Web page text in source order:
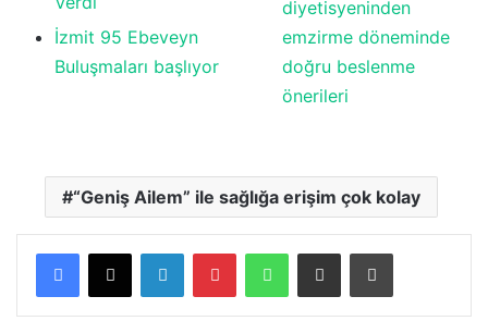
İzmit 95 Ebeveyn
Buluşmaları başlıyor
diyetisyeninden
emzirme döneminde
doğru beslenme
önerileri
“Geniş Ailem” ile sağlığa erişim çok kolay